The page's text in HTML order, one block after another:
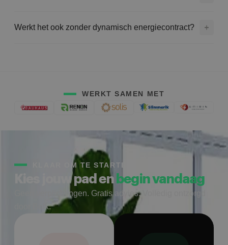
Werkt het ook zonder dynamisch energiecontract?
WERKT SAMEN MET
KLAAR OM TE STARTEN
Kies jouw pad en begin vandaag
Geen verplichtingen. Gratis advies. Volledig ontzorgd
door Bolk.